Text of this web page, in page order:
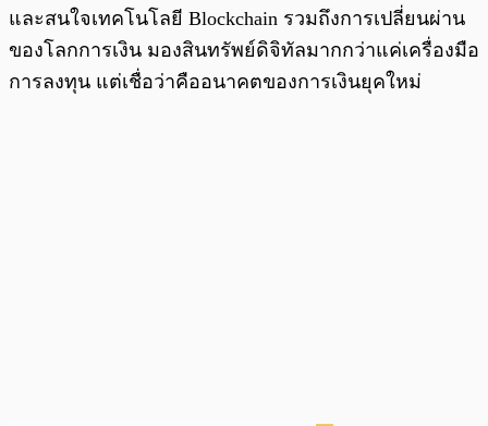
และสนใจเทคโนโลยี Blockchain รวมถึงการเปลี่ยนผ่าน
ของโลกการเงิน มองสินทรัพย์ดิจิทัลมากกว่าแค่เครื่องมือ
การลงทุน แต่เชื่อว่าคืออนาคตของการเงินยุคใหม่